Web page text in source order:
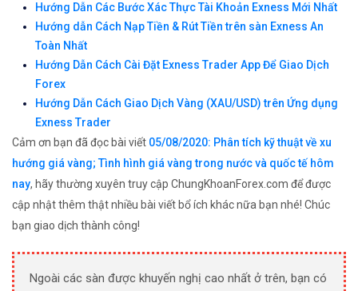
Hướng Dẫn Các Bước Xác Thực Tài Khoản Exness Mới Nhất
Hướng dẫn Cách Nạp Tiền & Rút Tiền trên sàn Exness An
Toàn Nhất
Hướng Dẫn Cách Cài Đặt Exness Trader App Để Giao Dịch
Forex
Hướng Dẫn Cách Giao Dịch Vàng (XAU/USD) trên Ứng dụng
Exness Trader
Cảm ơn bạn đã đọc bài viết 05/08/2020: Phân tích kỹ thuật về xu
hướng giá vàng; Tình hình giá vàng trong nước và quốc tế hôm
nay, hãy thường xuyên truy cập ChungKhoanForex.com để được
cập nhật thêm thật nhiều bài viết bổ ích khác nữa bạn nhé! Chúc
bạn giao dịch thành công!
Ngoài các sàn được khuyến nghị cao nhất ở trên, bạn có